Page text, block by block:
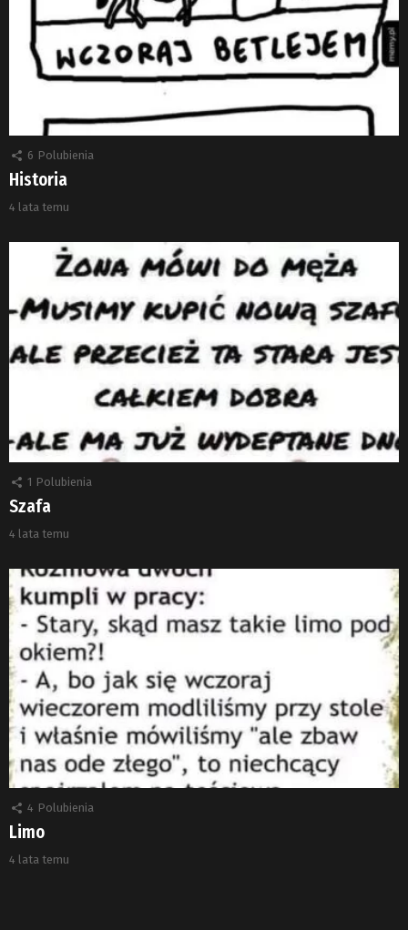
6 Polubienia
Historia
4 lata temu
1 Polubienia
Szafa
4 lata temu
4 Polubienia
Limo
4 lata temu